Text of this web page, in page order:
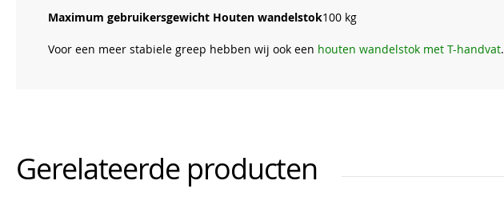
Maximum gebruikersgewicht Houten wandelstok100 kg
Voor een meer stabiele greep hebben wij ook een houten wandelstok met T-handvat.
Gerelateerde producten